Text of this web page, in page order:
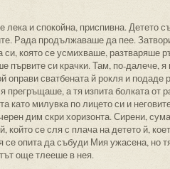
лека и спокойна, приспивна. Детето
Рада продължаваше да пее.
която се усмихваше, разтваряше
първите си крачки. Там, по-далече,
оправи сватбената й рокля и
прегръщаше, а тя изпита болката
като милувка по лицето си и
дим скри хоризонта. Сирени,
който се сля с плача на детето й,
се опита да събуди Мия ужасена, но
още тлееше в нея.